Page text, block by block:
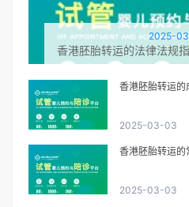
2025-
香港胚胎转运的法律法规
香港胚胎转运的
2025-03-03
香港胚胎转运的
2025-03-03